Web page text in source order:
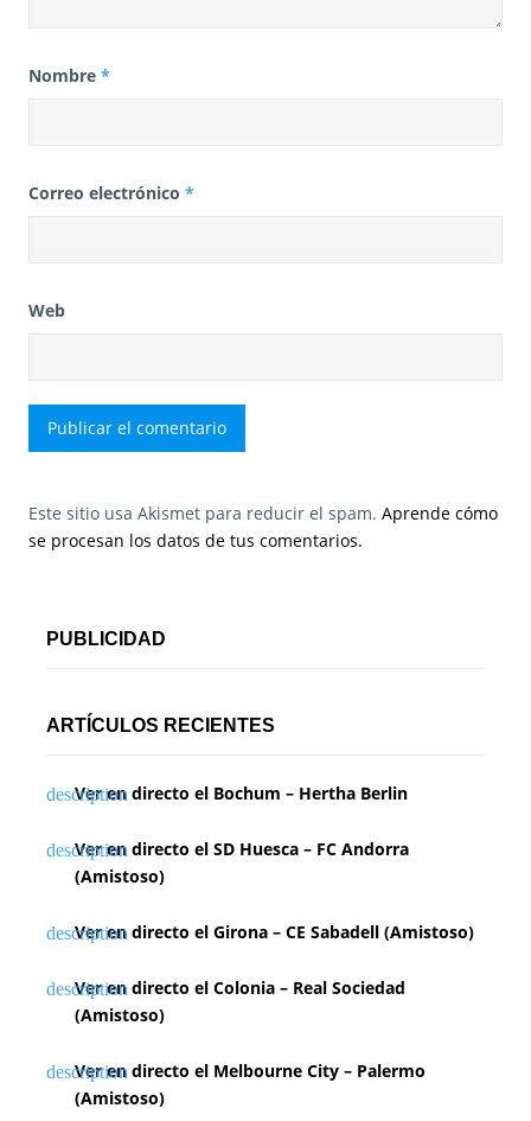
Nombre *
Correo electrónico *
Web
Este sitio usa Akismet para reducir el spam. Aprende cómo
se procesan los datos de tus comentarios.
PUBLICIDAD
ARTÍCULOS RECIENTES
Ver en directo el Bochum – Hertha Berlin
Ver en directo el SD Huesca – FC Andorra
(Amistoso)
Ver en directo el Girona – CE Sabadell (Amistoso)
Ver en directo el Colonia – Real Sociedad
(Amistoso)
Ver en directo el Melbourne City – Palermo
(Amistoso)